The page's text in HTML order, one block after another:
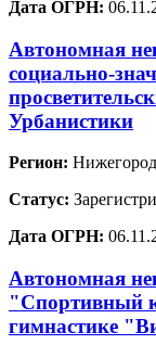
Дата ОГРН:
Автономная
социально-
Урбанистики
Регион:
Статус:
Дата ОГРН:
Автономная
"Спортивный
гимнастике